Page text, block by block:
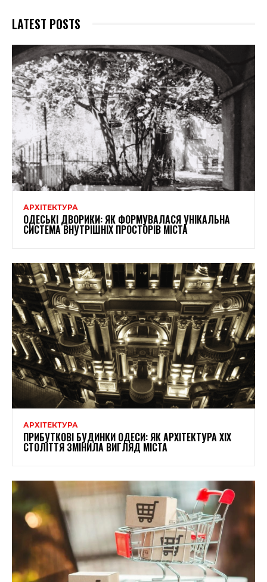
LATEST POSTS
АРХІТЕКТУРА
ОДЕСЬКІ ДВОРИКИ: ЯК ФОРМУВАЛАСЯ УНІКАЛЬНА
СИСТЕМА ВНУТРІШНІХ ПРОСТОРІВ МІСТА
АРХІТЕКТУРА
ПРИБУТКОВІ БУДИНКИ ОДЕСИ: ЯК АРХІТЕКТУРА XIX
СТОЛІТТЯ ЗМІНИЛА ВИГЛЯД МІСТА